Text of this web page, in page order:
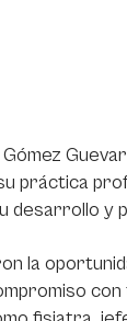
práctica
desarrollo y
la